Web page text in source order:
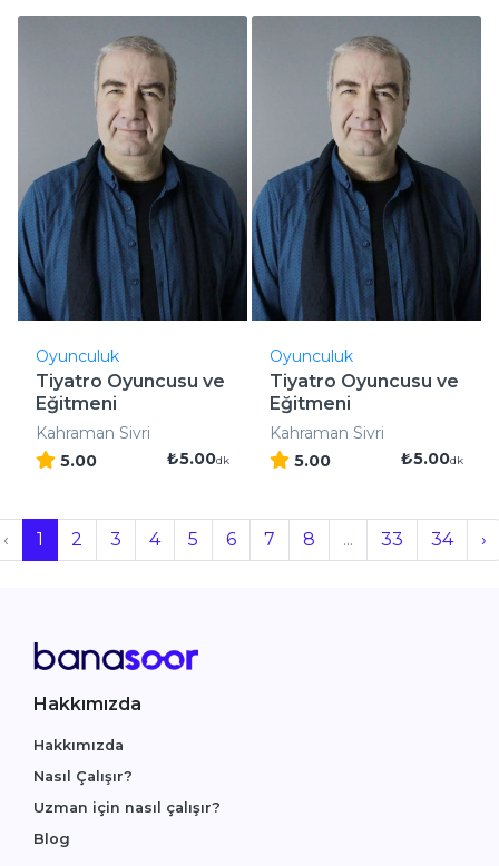
Oyunculuk
Tiyatro Oyuncusu ve
Eğitmeni
Kahraman Sivri
5.00
₺5.00dk
Oyunculuk
Tiyatro Oyuncusu ve
Eğitmeni
Kahraman Sivri
5.00
₺5.00dk
‹ 1 2 3 4 5 6 7 8 ... 33 34 ›
Hakkımızda
Hakkımızda
Nasıl Çalışır?
Uzman için nasıl çalışır?
Blog